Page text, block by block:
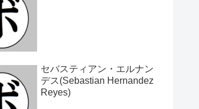
セバスティアン・エルナン
デス(Sebastian Hernandez
Reyes)